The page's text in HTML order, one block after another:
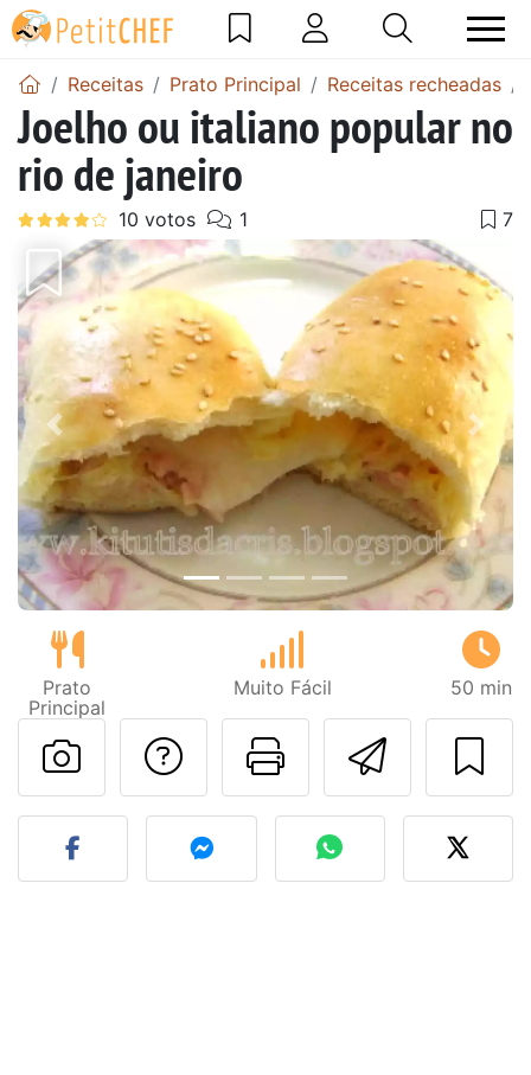
Receitas Prato Principal Receitas recheadas
Joelho ou italiano popular no
rio de janeiro
Anterior Next
Prato
Principal
Muito Fácil 50 min
Imprima
Falar com o autor
Fez esta receita?